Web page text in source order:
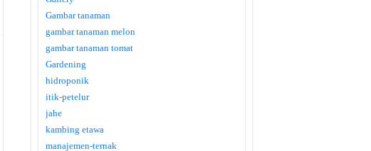
Gambar tanaman
gambar tanaman melon
gambar tanaman tomat
Gardening
hidroponik
itik-petelur
jahe
kambing etawa
manajemen-ternak